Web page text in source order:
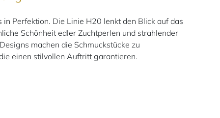
Perfektion. Die Linie H20 lenkt den Blick auf das
Schönheit edler Zuchtperlen und strahlender
machen die Schmuckstücke zu
einen stilvollen Auftritt garantieren.